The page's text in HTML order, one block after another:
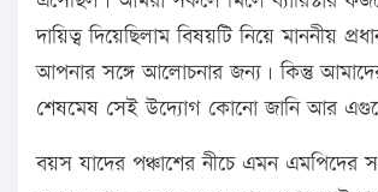
দায়িত্ব দিয়েছিলাম বিষয়টি নিয়ে মাননীয়
আপনার সঙ্গে আলোচনার জন্য। কিন্তু
শেষমেষ সেই উদ্যোগ কোনো জানি আর
বয়স যাদের পঞ্চাশের নীচে এমন এমপিদের